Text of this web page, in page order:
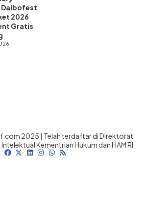
2026
Gratis
2025 | Telah terdaftar di Direktorat
Kementrian Hukum dan HAM RI